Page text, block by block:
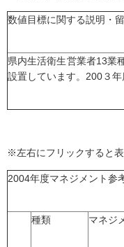
数値目標に関する説明・
県内生活衛生営業者13業
設置しています。200３
※左右にフリックすると表
2004年度マネジメント参
種類 マネジ